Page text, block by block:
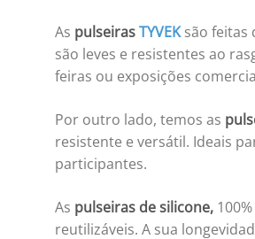
As pulseirasTYVEKsão feitas
são leves e resistentes ao
feiras ou exposições
Por outro lado, temos as
resistente e versátil. Ideais
participantes.
As pulseiras de silicone,
reutilizáveis. A sua